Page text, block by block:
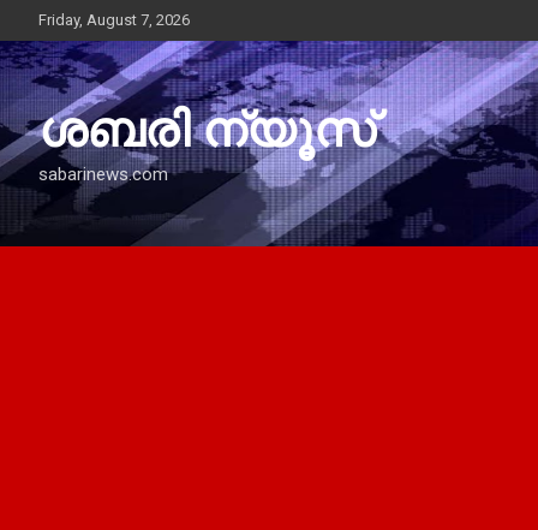
to
content
Friday, August 7, 2026
ശബരി ന്യൂസ്
sabarinews.com